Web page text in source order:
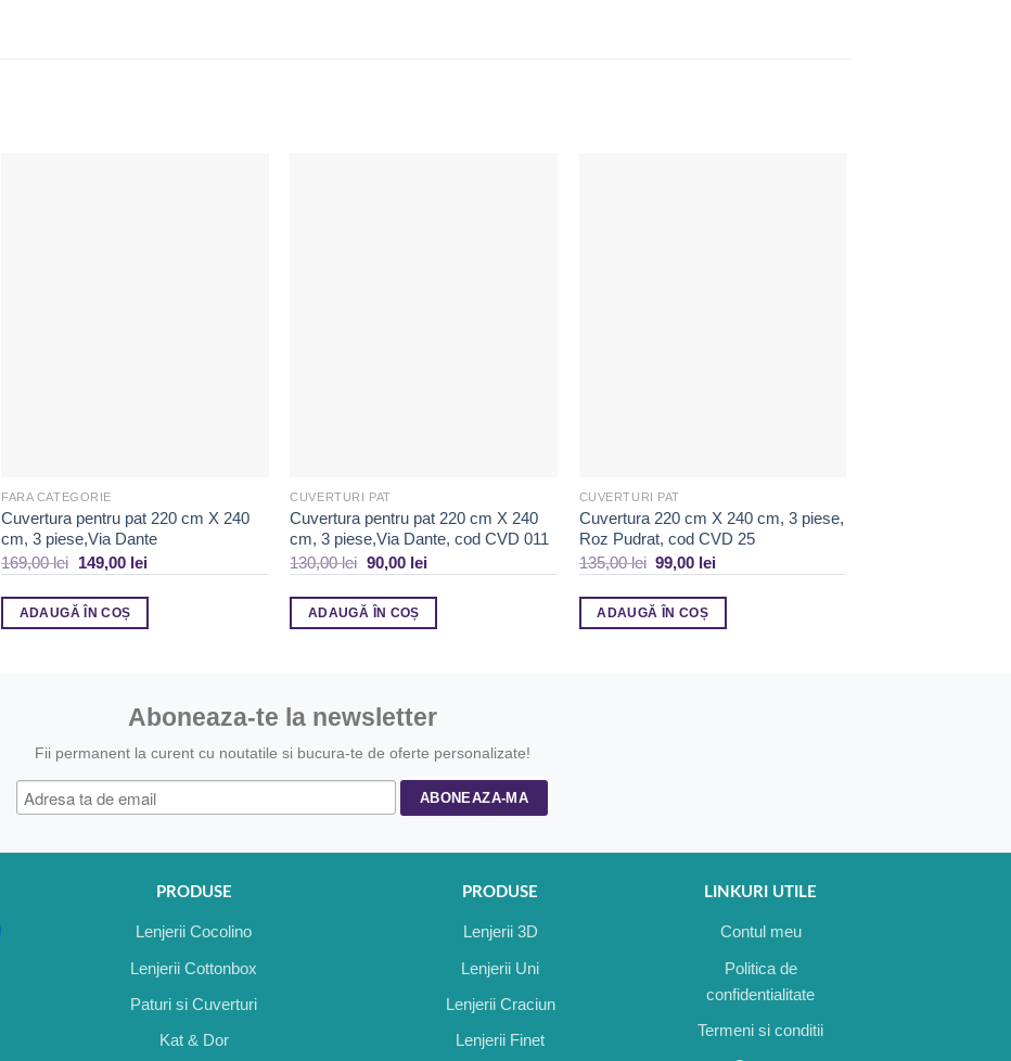
FARA CATEGORIE
Cuvertura pentru pat 220 cm X 240
cm, 3 piese,Via Dante
169,00lei 149,00 lei
ADAUGĂ ÎN COȘ
CUVERTURI PAT
Cuvertura pentru pat 220 cm X 240
cm, 3 piese,Via Dante, cod CVD 011
130,00lei 90,00 lei
ADAUGĂ ÎN COȘ
CUVERTURI PAT
Cuvertura 220 cm X 240 cm, 3 piese,
Roz Pudrat, cod CVD 25
135,00lei 99,00 lei
ADAUGĂ ÎN COȘ
Aboneaza-te la newsletter
Fii permanent la curent cu noutatile si bucura-te de oferte personalizate!
PRODUSE
Lenjerii Cocolino
Lenjerii Cottonbox
Paturi si Cuverturi
Kat & Dor
PRODUSE
Lenjerii 3D
Lenjerii Uni
Lenjerii Craciun
Lenjerii Finet
LINKURI UTILE
Contul meu
Politica de
confidentialitate
Termeni si conditii